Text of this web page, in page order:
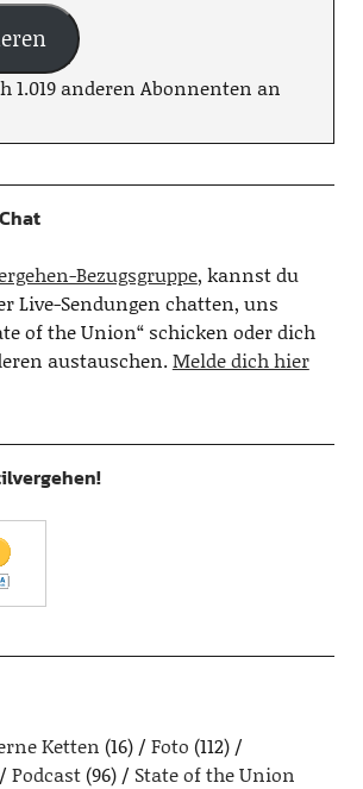
1.019 anderen Abonnenten an
Bezugsgruppe, kannst du
Live-Sendungen chatten, uns
of the Union“ schicken oder dich
austauschen.Melde dich hier
Ketten (16) Foto (112)
Podcast(96) State of the Union